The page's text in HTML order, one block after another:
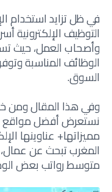
في ظل تزايد استخدام
التوظيف الإلكترونية
وأصحاب العمل، حيث
الوظائف المناسبة
السوق.
وفي هذا المقال
نستعرض أفضل مواقع
مميزاتها+ عناوينها
المغرب تبحث عن
متوسط رواتب بعض